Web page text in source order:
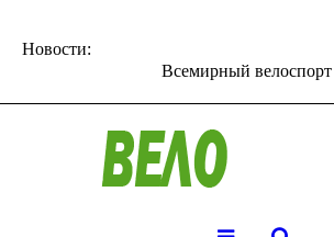
Новости:
Всемирный велоспорт